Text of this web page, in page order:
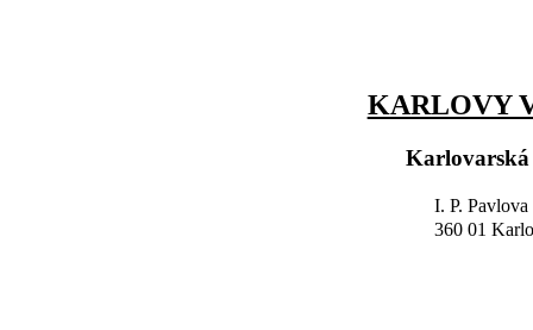
KARLOVY
I. P. Pavlova
360 01